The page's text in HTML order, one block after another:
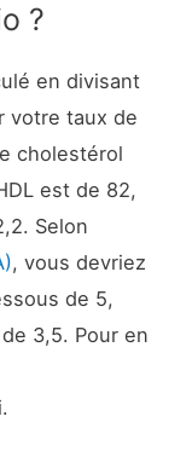
?
en divisant
votre taux de
cholestérol
est de 82,
Selon
, vous devriez
de 5,
3,5. Pour en